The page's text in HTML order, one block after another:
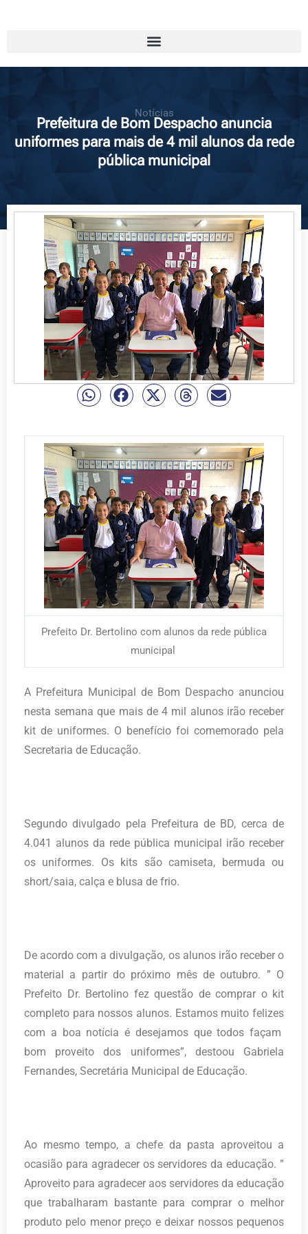
Notícias
Prefeitura de Bom Despacho anuncia
uniformes para mais de 4 mil alunos da rede
pública municipal
Prefeito Dr. Bertolino com alunos da rede pública
municipal
A Prefeitura Municipal de Bom Despacho anunciou
nesta semana que mais de 4 mil alunos irão receber
kit de uniformes. O benefício foi comemorado pela
Secretaria de Educação.
Segundo divulgado pela Prefeitura de BD, cerca de
4.041 alunos da rede pública municipal irão receber
os uniformes. Os kits são camiseta, bermuda ou
short/saia, calça e blusa de frio.
De acordo com a divulgação, os alunos irão receber o
material a partir do próximo mês de outubro. ” O
Prefeito Dr. Bertolino fez questão de comprar o kit
completo para nossos alunos. Estamos muito felizes
com a boa notícia é desejamos que todos façam
bom proveito dos uniformes”, destoou Gabriela
Fernandes, Secretária Municipal de Educação.
Ao mesmo tempo, a chefe da pasta aproveitou a
ocasião para agradecer os servidores da educação. ”
Aproveito para agradecer aos servidores da educação
que trabalharam bastante para comprar o melhor
produto pelo menor preço e deixar nossos pequenos